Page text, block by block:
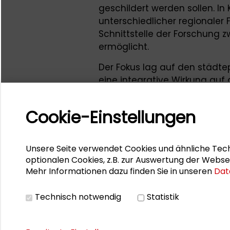
geschildert werden sollen.
unterschiedlicher regionaler
Schnittstelle der Forschung
ermöglicht.
Der Fokus lag auf den
eine integrative Wirkung
und Landesplanung (DASL)
Saarland veranstaltete die
Gespräche zu gelebter
Weitere Termine der Reihe: Di.
(Niederlande)
Ihr Ansprechpartner ist
Cookie-Einstellungen
Unsere Seite verwendet Cookies und ähnliche
optionalen Cookies, z.B. zur Auswertung der
Mehr Informationen dazu finden Sie in unseren
Technisch notwendig Statistik